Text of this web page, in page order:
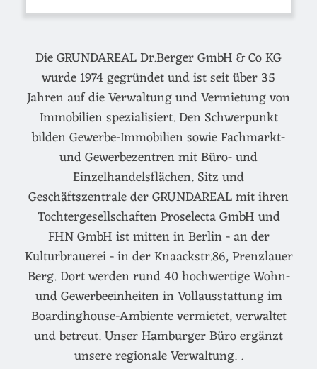
Die GRUNDAREAL Dr.Berger GmbH & Co KG
wurde 1974 gegründet und ist seit über 35
Jahren auf die Verwaltung und Vermietung von
Immobilien spezialisiert. Den Schwerpunkt
bilden Gewerbe-Immobilien sowie Fachmarkt-
und Gewerbezentren mit Büro- und
Einzelhandelsflächen. Sitz und
Geschäftszentrale der GRUNDAREAL mit ihren
Tochtergesellschaften Proselecta GmbH und
FHN GmbH ist mitten in Berlin - an der
Kulturbrauerei - in der Knaackstr.86, Prenzlauer
Berg. Dort werden rund 40 hochwertige Wohn-
und Gewerbeeinheiten in Vollausstattung im
Boardinghouse-Ambiente vermietet, verwaltet
und betreut. Unser Hamburger Büro ergänzt
unsere regionale Verwaltung. .